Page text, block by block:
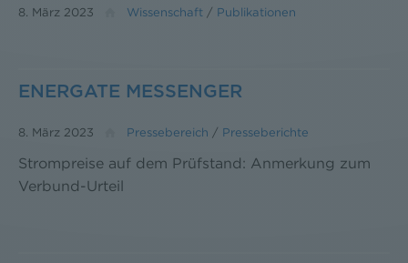
8. März 2023 Wissenschaft / Publikationen
ENERGATE MESSENGER
8. März 2023 Pressebereich / Presseberichte
Strompreise auf dem Prüfstand: Anmerkung zum
Verbund-Urteil